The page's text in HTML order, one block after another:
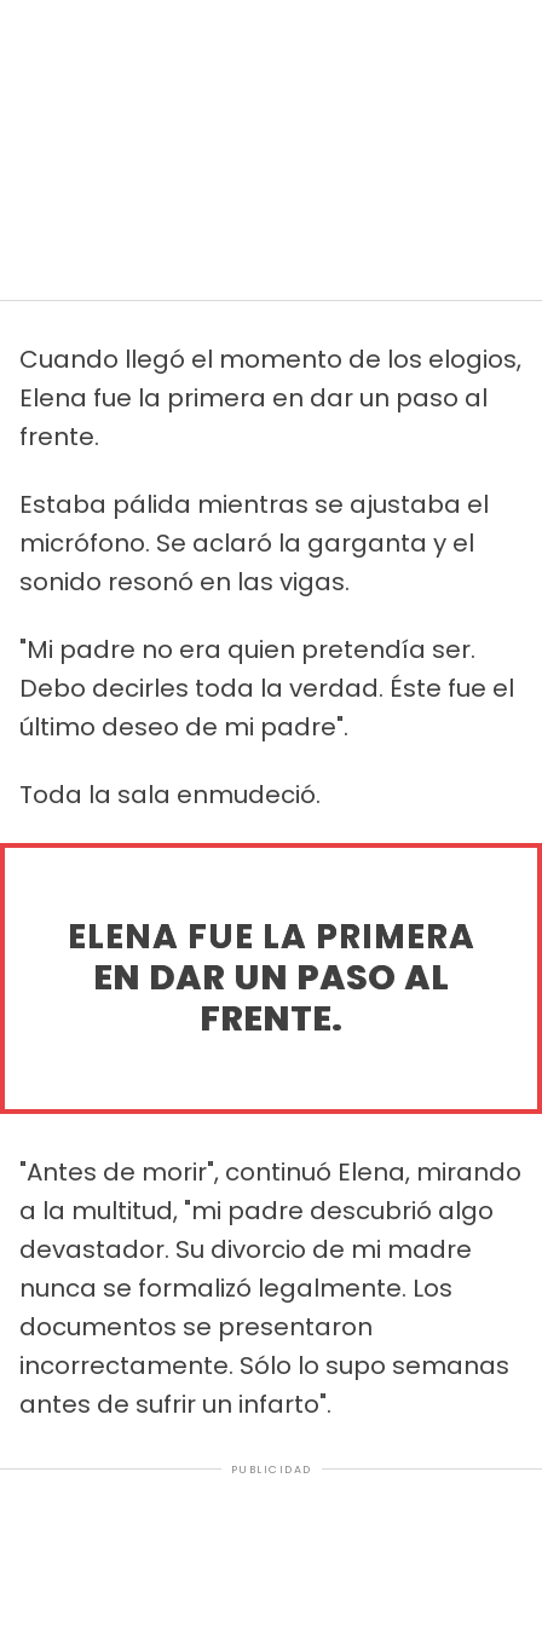
Cuando llegó el momento de los elogios,
Elena fue la primera en dar un paso al
frente.
Estaba pálida mientras se ajustaba el
micrófono. Se aclaró la garganta y el
sonido resonó en las vigas.
"Mi padre no era quien pretendía ser.
Debo decirles toda la verdad. Éste fue el
último deseo de mi padre".
Toda la sala enmudeció.
ELENA FUE LA PRIMERA
EN DAR UN PASO AL
FRENTE.
"Antes de morir", continuó Elena, mirando
a la multitud, "mi padre descubrió algo
devastador. Su divorcio de mi madre
nunca se formalizó legalmente. Los
documentos se presentaron
incorrectamente. Sólo lo supo semanas
antes de sufrir un infarto".
PUBLICIDAD